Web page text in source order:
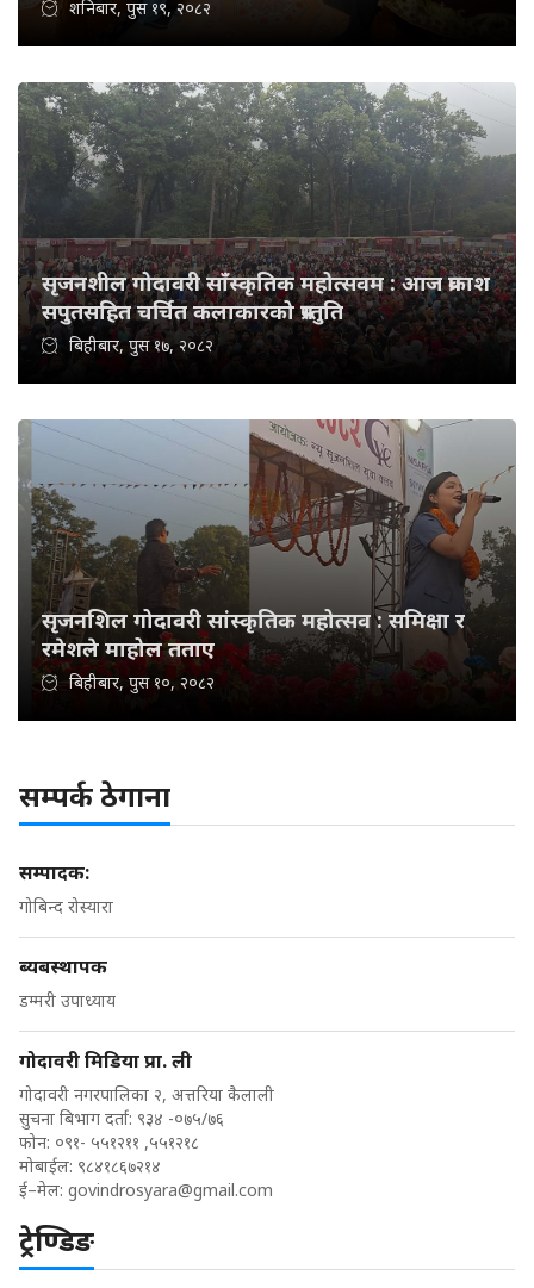
शनिबार, पुस १९, २०८२
सृजनशील गोदावरी साँस्कृतिक महोत्सवम : आज प्रकाश
सपुतसहित चर्चित कलाकारको प्रस्तुति
बिहीबार, पुस १७, २०८२
सृजनशिल गोदावरी सांस्कृतिक महोत्सव : समिक्षा र
रमेशले माहोल तताए
बिहीबार, पुस १०, २०८२
सम्पर्क ठेगाना
सम्पादक:
गोबिन्द रोस्यारा
ब्यबस्थापक
डम्मरी उपाध्याय
गोदावरी मिडिया प्रा. ली
गोदावरी नगरपालिका २, अत्तरिया कैलाली
सुचना बिभाग दर्ता: ९३४ -०७५/७६
फोन: ०९१- ५५१२११ ,५५१२१८
मोबाईल: ९८४१८६७२१४
ई–मेल: govindrosyara@gmail.com
ट्रेण्डिङ